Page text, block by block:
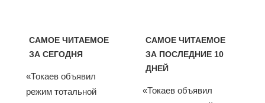
САМОЕ ЧИТАЕМОЕ
ЗА СЕГОДНЯ
«Токаев объявил
режим тотальной
САМОЕ ЧИТАЕМОЕ
ЗА ПОСЛЕДНИЕ 10
ДНЕЙ
«Токаев объявил